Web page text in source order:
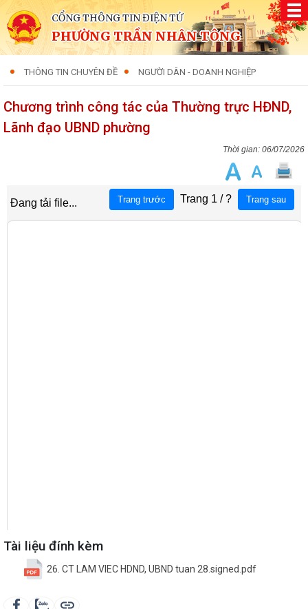
CỔNG THÔNG TIN ĐIỆN TỬ
PHƯỜNG TRẦN NHÂN TÔNG
THÔNG TIN CHUYÊN ĐỀ NGƯỜI DÂN - DOANH NGHIỆP
Chương trình công tác của Thường trực HĐND,
Lãnh đạo UBND phường
06/07/2026
Tài liệu đính kèm
26. CT LAM VIEC HDND, UBND tuan 28.signed.pdf